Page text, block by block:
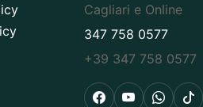
Cagliari e Online
347 758 0577
+39 347 758 0577
Facebook
YouTube